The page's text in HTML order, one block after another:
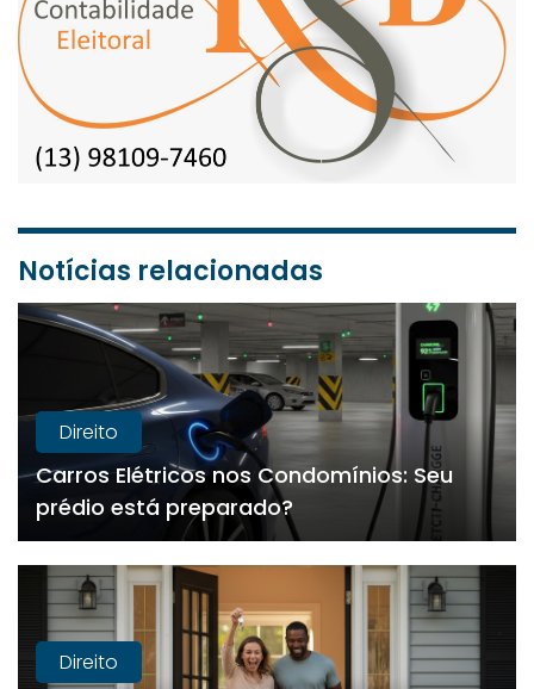
Notícias relacionadas
Direito
Carros Elétricos nos Condomínios: Seu
prédio está preparado?
Direito